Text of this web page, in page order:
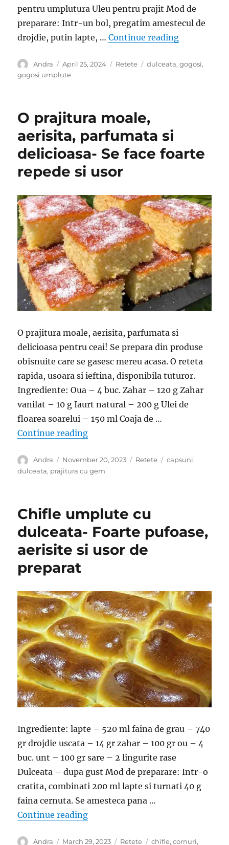
pentru umplutura Uleu pentru prajit Mod de
preparare: Intr-un bol, pregatim amestecul de
drojdie, putin lapte, …Continue reading“Gogosi
Author
Andra
Posted
on
April 25, 2024 Categories
Retete Tags
dulceata,gogosi,
gogosi umplute
O prajitura moale,
aerisita, parfumata si
delicioasa- Se face foarte
repede si usor
O prajitura moale, aerisita, parfumata si
delicioasa pentru ceai! Se prepara din produse
obisnuite care se gasesc mereu acasa. O reteta
rapida, usoara si ieftina, disponibila tuturor.
Ingrediente: Oua – 4 buc. Zahar – 120 g Zahar
vanilat – 10 g Iaurt natural – 200 g Ulei de
floarea soarelui – 150 ml Coaja de …
Continue reading“O prajitura moale, aerisita,
Author
Andra
Posted
on
November 20, 2023 Categories
Retete Tags
capsuni,
dulceata, prajitura cu gem
Chifle umplute cu
dulceata- Foarte pufoase,
aerisite si usor de
preparat
Ingrediente: lapte – 520 ml faina de grau – 740
gr drojdie uscata – 14 gr zahar – 100 gr ou – 4
buc. unt – 100 gr sare – 2 lingurite rase
Dulceata – dupa gust Mod de preparare: Intr-o
cratita, combinati 200 ml lapte si turnati 40 g
faina cernuta. Se amesteca pana …
Continue reading“Chifle umplute cu dulceata-
Author
Andra Posted
March 29, 2023 Categories
Retete Tags
chifle,cornuri,